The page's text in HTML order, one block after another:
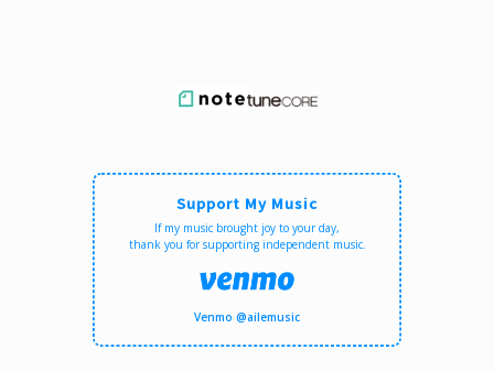
Support My Music
If my music brought joy to your day,
thank you for supporting independent music.
Venmo @ailemusic